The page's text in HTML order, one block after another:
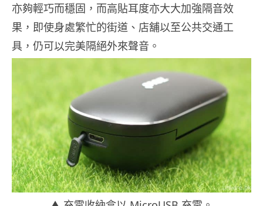
亦夠輕巧而穩固，而高貼耳度亦大大加強隔音效
果，即使身處繁忙的街道、店舖以至公共交通工
具，仍可以完美隔絕外來聲音。